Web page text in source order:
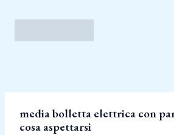
media bolletta elettrica con
cosa aspettarsi